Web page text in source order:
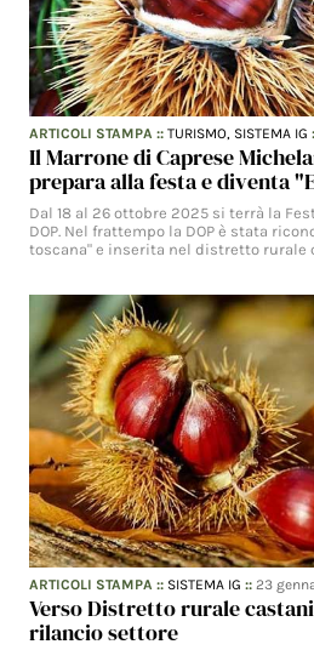
ARTICOLI STAMPA ::TURISMO, SISTEMA IG
Il Marrone di Caprese
prepara alla festa e diventa
Dal 18 al 26 ottobre 2025 si terrà la
DOP. Nel frattempo la DOP è stata
toscana" e inserita nel distretto rurale
ARTICOLI STAMPA :: SISTEMA IG ::23
Verso Distretto rurale
rilancio settore